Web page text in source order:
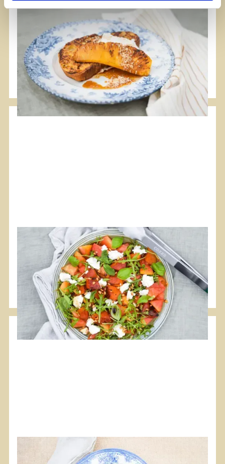
#Vegetariano #Dessert #Colazione
French Toast con yogurt al cocco e
ananas caramellato fritto
È sempre un ottimo piatto per la colazione di tutta la
famiglia.
#Vegetariano
Insalata di anguria grigliata con feta
Una bella insalata estiva per integrare le proteine.
#Alimentazione #Plancha #Vegan